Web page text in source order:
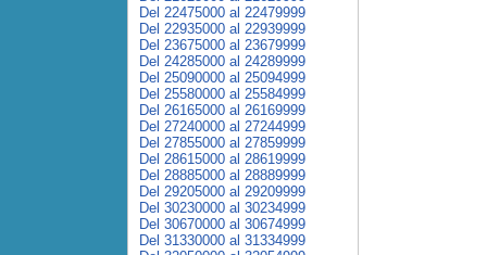
Del 22475000 al 22479999
Del 22935000 al 22939999
Del 23675000 al 23679999
Del 24285000 al 24289999
Del 25090000 al 25094999
Del 25580000 al 25584999
Del 26165000 al 26169999
Del 27240000 al 27244999
Del 27855000 al 27859999
Del 28615000 al 28619999
Del 28885000 al 28889999
Del 29205000 al 29209999
Del 30230000 al 30234999
Del 30670000 al 30674999
Del 31330000 al 31334999